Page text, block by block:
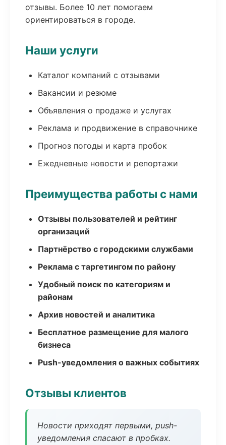
отзывы. Более 10 лет помогаем
ориентироваться в городе.
Наши услуги
Каталог компаний с отзывами
Вакансии и резюме
Объявления о продаже и услугах
Реклама и продвижение в справочнике
Прогноз погоды и карта пробок
Ежедневные новости и репортажи
Преимущества работы с нами
Отзывы пользователей и рейтинг
организаций
Партнёрство с городскими службами
Реклама с таргетингом по району
Удобный поиск по категориям и
районам
Архив новостей и аналитика
Бесплатное размещение для малого
бизнеса
Push-уведомления о важных событиях
Отзывы клиентов
Новости приходят первыми, push-
уведомления спасают в пробках.